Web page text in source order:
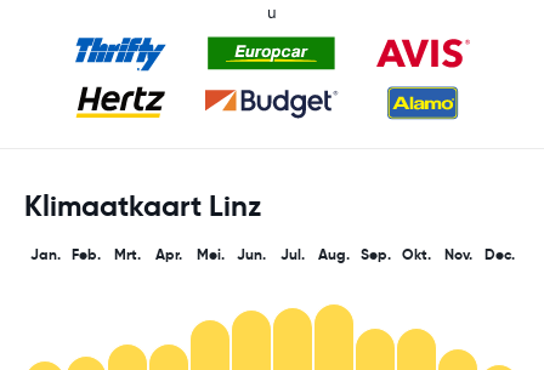
u
Klimaatkaart Linz
Jan. Feb. Mrt. Apr. Mei. Jun. Jul. Aug. Sep. Okt. Nov. Dec.